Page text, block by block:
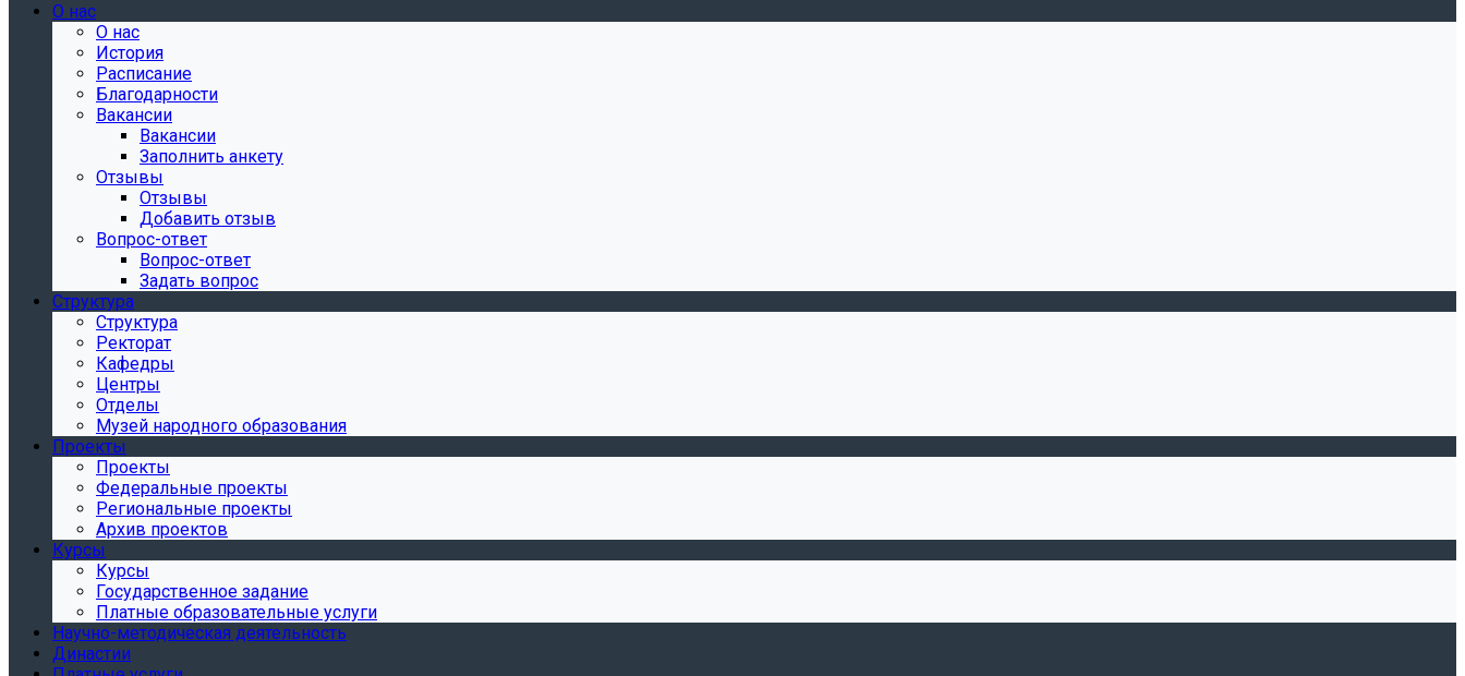
О нас
О нас
История
Расписание
Благодарности
Вакансии
Вакансии
Заполнить анкету
Отзывы
Отзывы
Добавить отзыв
Вопрос-ответ
Вопрос-ответ
Задать вопрос
Структура
Структура
Ректорат
Кафедры
Центры
Отделы
Музей народного образования
Проекты
Проекты
Федеральные проекты
Региональные проекты
Архив проектов
Курсы
Курсы
Государственное задание
Платные образовательные услуги
Научно-методическая деятельность
Династии